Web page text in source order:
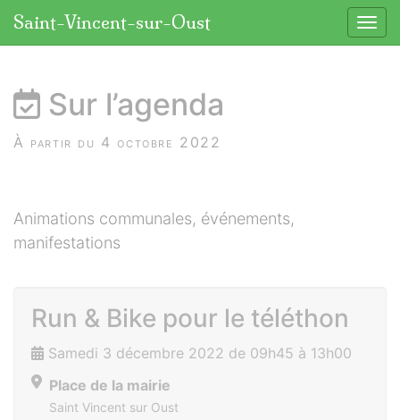
Saint-Vincent-sur-Oust
Sur l’agenda
À partir du 4 octobre 2022
Animations communales, événements,
manifestations
Run & Bike pour le téléthon
Samedi 3 décembre 2022 de 09h45 à 13h00
Place de la mairie
Saint Vincent sur Oust
Panneau de gestion des cookies